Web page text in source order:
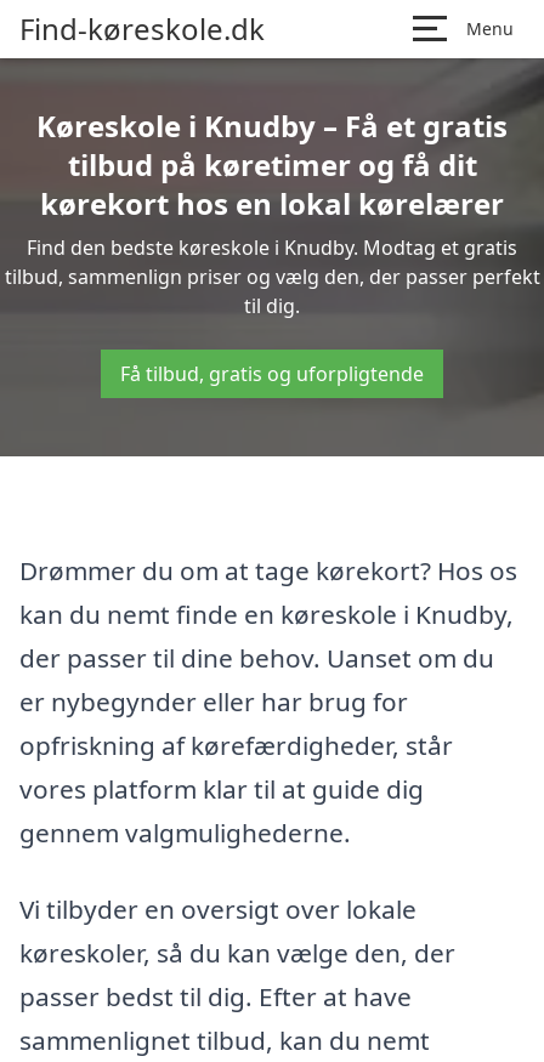
Find-køreskole.dk Menu
Køreskole i Knudby – Få et gratis
tilbud på køretimer og få dit
kørekort hos en lokal kørelærer
Find den bedste køreskole i Knudby. Modtag et gratis
tilbud, sammenlign priser og vælg den, der passer perfekt
til dig.
Få tilbud, gratis og uforpligtende
Drømmer du om at tage kørekort? Hos os
kan du nemt finde en køreskole i Knudby,
der passer til dine behov. Uanset om du
er nybegynder eller har brug for
opfriskning af kørefærdigheder, står
vores platform klar til at guide dig
gennem valgmulighederne.
Vi tilbyder en oversigt over lokale
køreskoler, så du kan vælge den, der
passer bedst til dig. Efter at have
sammenlignet tilbud, kan du nemt